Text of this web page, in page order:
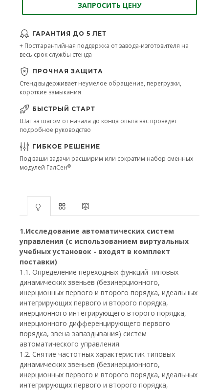
ЗАПРОСИТЬ ЦЕНУ
ГАРАНТИЯ ДО 5 ЛЕТ
+ Постгарантийная поддержка от завода-изготовителя на
весь срок службы стенда
ПРОЧНАЯ ЗАЩИТА
Стенд выдерживает неумелое обращение, перегрузки,
короткие замыкания
БЫСТРЫЙ СТАРТ
Шаг за шагом от начала до конца опыта вас проведет
подробное руководство
ГИБКОЕ РЕШЕНИЕ
Под ваши задачи расширим или сократим набор сменных
модулей ГалСен®
1.Исследование автоматических систем
управления (с использованием виртуальных
учебных установок - входят в комплект
поставки)
1.1. Определение переходных функций типовых
динамических звеньев (безинерционного,
инерционных первого и второго порядка, идеальных
интегрирующих первого и второго порядка,
инерционного интегрирующего второго порядка,
инерционного дифференцирующего первого
порядка, звена запаздывания) систем
автоматического управления.
1.2. Снятие частотных характеристик типовых
динамических звеньев (безинерционного,
инерционных первого и второго порядка, идеальных
интегрирующих первого и второго порядка,